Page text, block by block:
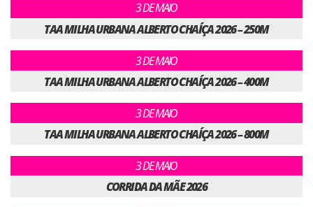
3 DE MAIO
TAA MILHA URBANA ALBERTO CHAÍÇA 2026 – 250M
3 DE MAIO
TAA MILHA URBANA ALBERTO CHAÍÇA 2026 – 400M
3 DE MAIO
TAA MILHA URBANA ALBERTO CHAÍÇA 2026 – 800M
3 DE MAIO
CORRIDA DA MÃE 2026